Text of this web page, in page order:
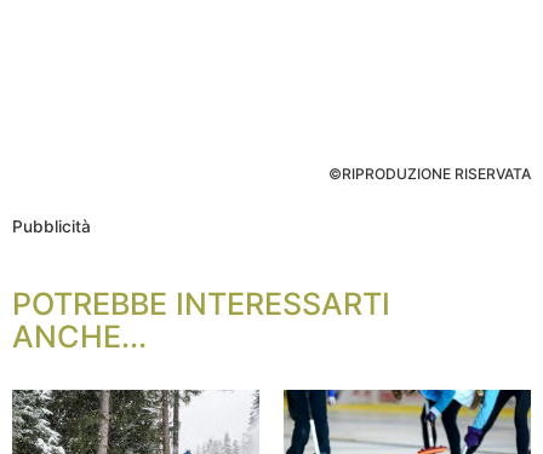
©RIPRODUZIONE RISERVATA
Pubblicità
POTREBBE INTERESSARTI
ANCHE...